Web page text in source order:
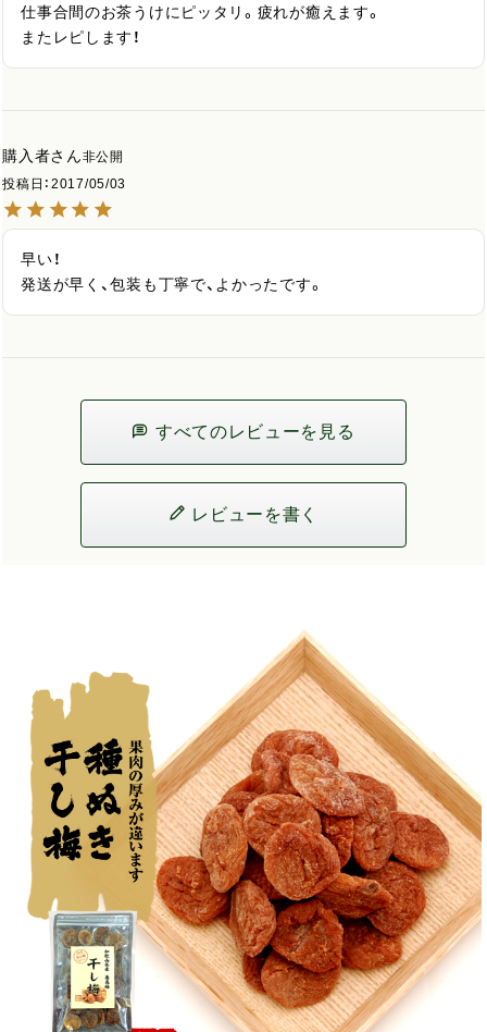
仕事合間のお茶うけにピッタリ。疲れが癒えます。
またレピします！
購入者
非公開
投稿日
2017/05/03
早い！
発送が早く、包装も丁寧で、よかったです。
すべてのレビューを見る
レビューを書く